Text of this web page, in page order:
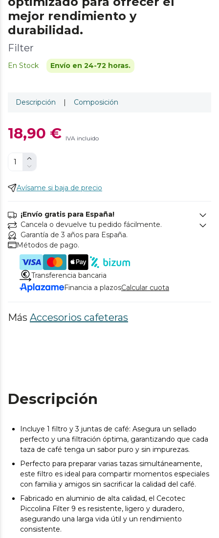
mejor rendimiento y
durabilidad.
Filter
En Stock Envío en 24-72 horas.
Descripción | Composición
18,90 € IVA incluido
Avísame si baja de precio
¡Envío gratis para España!
Cancela o devuelve tu pedido fácilmente.
Garantía de 3 años para España.
Métodos de pago.
Transferencia bancaria
Financia a plazosCalcular cuota
Más Accesorios cafeteras
Descripción
Incluye 1 filtro y 3 juntas de café: Asegura un sellado
perfecto y una filtración óptima, garantizando que cada
taza de café tenga un sabor puro y sin impurezas.
Perfecto para preparar varias tazas simultáneamente,
este filtro es ideal para compartir momentos especiales
con familia y amigos sin sacrificar la calidad del café.
Fabricado en aluminio de alta calidad, el Cecotec
Piccolina Filter 9 es resistente, ligero y duradero,
asegurando una larga vida útil y un rendimiento
consistente.